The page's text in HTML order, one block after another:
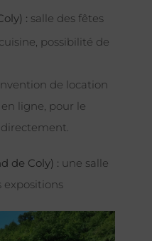
: salle des fêtes
possibilité de
de location
ligne, pour le
de Coly) : une salle
expositions